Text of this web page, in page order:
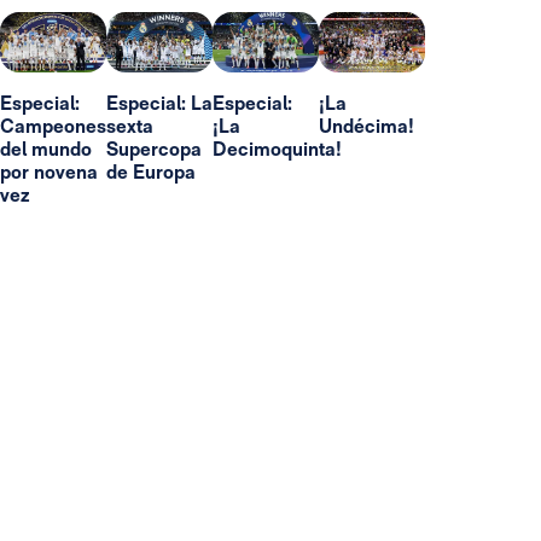
Especial:
Campeones
del mundo
por novena
vez
Especial: La
sexta
Supercopa
de Europa
Especial:
¡La
Decimoquinta!
¡La
Undécima!